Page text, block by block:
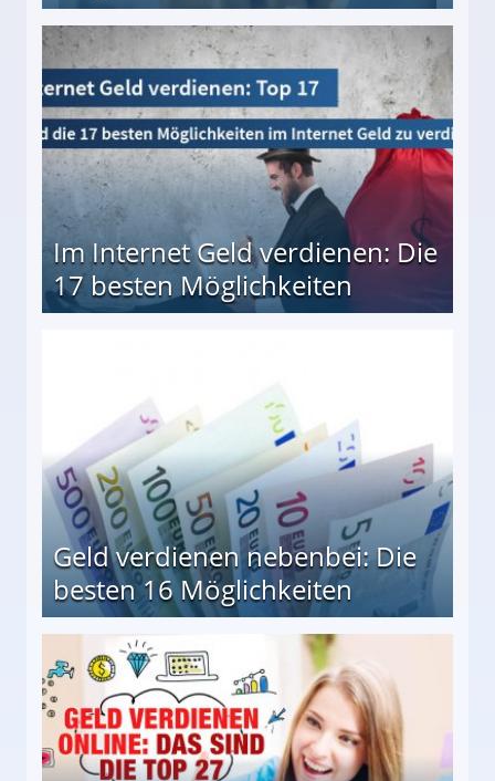
besten Möglichkeiten
Im Internet Geld verdienen: Die
17 besten Möglichkeiten
Geld verdienen nebenbei: Die
besten 16 Möglichkeiten